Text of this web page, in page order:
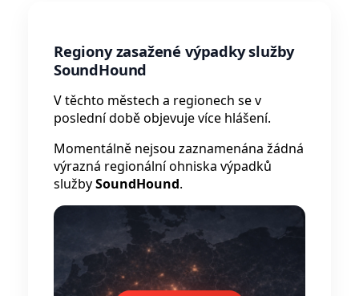
Regiony zasažené výpadky služby
SoundHound
V těchto městech a regionech se v
poslední době objevuje více hlášení.
Momentálně nejsou zaznamenána žádná
výrazná regionální ohniska výpadků
službySoundHound.